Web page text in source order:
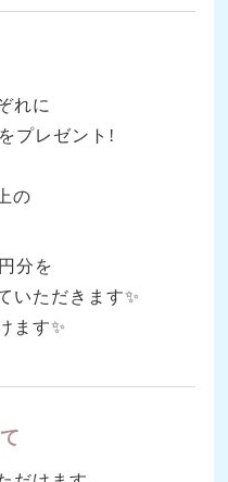
れに
をプレゼント!
の
分を
いただきます✨
ます✨